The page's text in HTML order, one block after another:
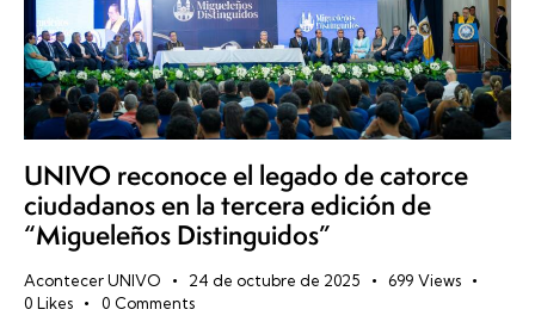
UNIVO reconoce el legado de catorce
ciudadanos en la tercera edición de
“Migueleños Distinguidos”
Acontecer UNIVO 24 de octubre de 2025 699 Views
0 Likes 0 Comments